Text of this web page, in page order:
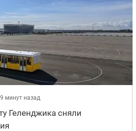
минут назад
Геленджика сняли